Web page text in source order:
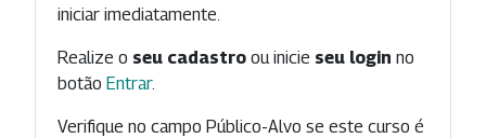
iniciar imediatamente.
Realize o seu cadastro ou inicie seu login no
botão Entrar.
Verifique no campo Público-Alvo se este curso é